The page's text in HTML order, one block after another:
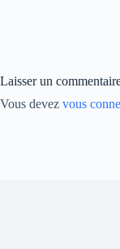
Laisser un
Vous devez vous